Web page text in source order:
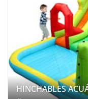
HINCHABLES